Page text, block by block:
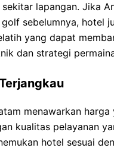
lapangan. Jika
sebelumnya, hotel
yang dapat
dan strategi
menawarkan harga
kualitas pelayanan
hotel sesuai